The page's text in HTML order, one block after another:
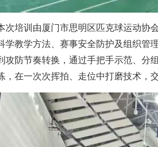
训由厦门市思明区匹克球运动协会
学教学方法、赛事安全防护及组织管
攻防节奏转换，通过手把手示范、分
，在一次次挥拍、走位中打磨技术，